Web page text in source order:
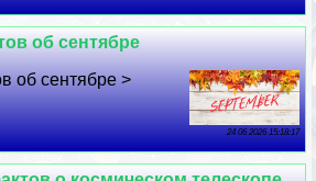
об сентябре
об сентябре >
24 06 2026 15:18:17